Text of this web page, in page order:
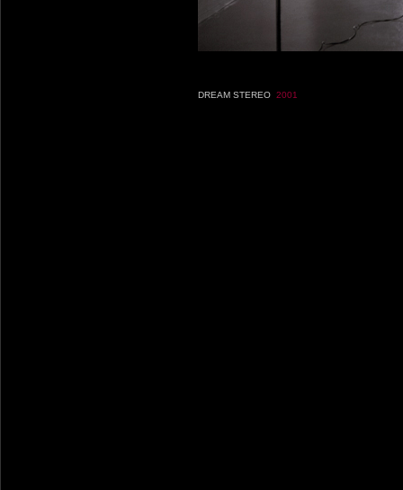
DREAM STEREO 2001